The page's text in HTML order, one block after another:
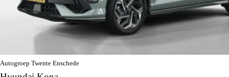
Autogroep Twente Enschede